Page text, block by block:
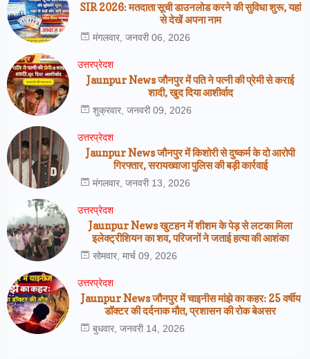
SIR 2026: मतदाता सूची डाउनलोड करने की सुविधा शुरू, यहां
से देखें अपना नाम
मंगलवार, जनवरी 06, 2026
उत्तरप्रेदश
Jaunpur News जौनपुर में पति ने पत्नी की प्रेमी से कराई
शादी, खुद दिया आशीर्वाद
शुक्रवार, जनवरी 09, 2026
उत्तरप्रेदश
Jaunpur News जौनपुर में किशोरी से दुष्कर्म के दो आरोपी
गिरफ्तार, सरायख्वाजा पुलिस की बड़ी कार्रवाई
मंगलवार, जनवरी 13, 2026
उत्तरप्रेदश
Jaunpur News खुटहन में शीशम के पेड़ से लटका मिला
इलेक्ट्रीशियन का शव, परिजनों ने जताई हत्या की आशंका
सोमवार, मार्च 09, 2026
उत्तरप्रेदश
Jaunpur News जौनपुर में चाइनीस मांझे का कहर: 25 वर्षीय
डॉक्टर की दर्दनाक मौत, प्रशासन की रोक बेअसर
बुधवार, जनवरी 14, 2026